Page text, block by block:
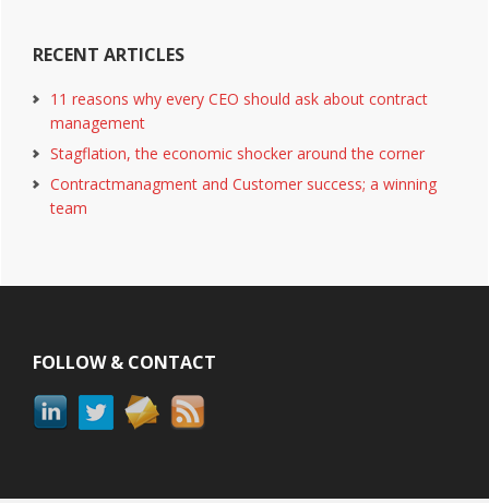
RECENT ARTICLES
11 reasons why every CEO should ask about contract
management
Stagflation, the economic shocker around the corner
Contractmanagment and Customer success; a winning
team
FOLLOW & CONTACT